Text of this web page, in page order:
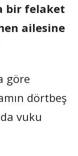
bir felaket
ailesine
göre
dörtbeş
vuku